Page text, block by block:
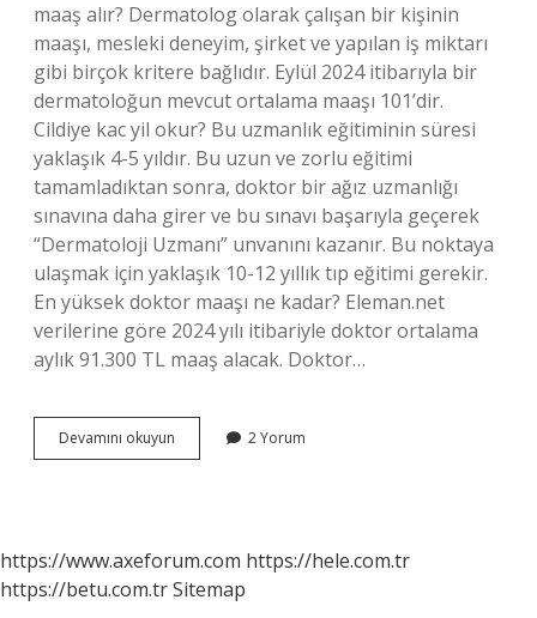
maaş alır? Dermatolog olarak çalışan bir kişinin
maaşı, mesleki deneyim, şirket ve yapılan iş miktarı
gibi birçok kritere bağlıdır. Eylül 2024 itibarıyla bir
dermatoloğun mevcut ortalama maaşı 101’dir.
Cildiye kac yil okur? Bu uzmanlık eğitiminin süresi
yaklaşık 4-5 yıldır. Bu uzun ve zorlu eğitimi
tamamladıktan sonra, doktor bir ağız uzmanlığı
sınavına daha girer ve bu sınavı başarıyla geçerek
“Dermatoloji Uzmanı” unvanını kazanır. Bu noktaya
ulaşmak için yaklaşık 10-12 yıllık tıp eğitimi gerekir.
En yüksek doktor maaşı ne kadar? Eleman.net
verilerine göre 2024 yılı itibariyle doktor ortalama
aylık 91.300 TL maaş alacak. Doktor…
Devamını okuyun
Ne
2 Yorum
https://www.axeforum.com https://hele.com.tr
https://betu.com.trSitemap